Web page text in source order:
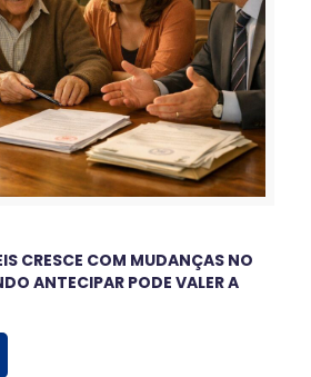
CRESCE COM MUDANÇAS NO
ANTECIPAR PODE VALER A